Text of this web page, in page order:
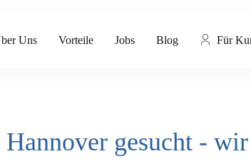
Uns Vorteile Jobs Blog Für
gesucht -